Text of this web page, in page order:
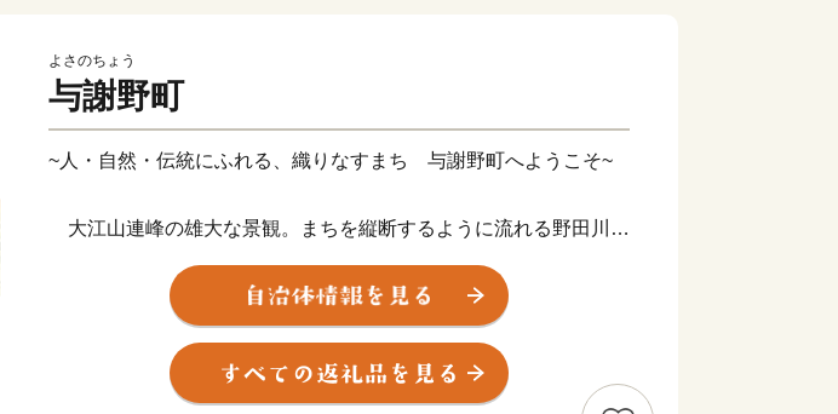
よさのちょう
与謝野町
~人・自然・伝統にふれる、織りなすまち 与謝野町へようこそ~
大江山連峰の雄大な景観。まちを縦断するように流れる野田川。
そして、日本三景「天橋立」を望む阿蘇海。与謝野町は、水と緑と
空の自然に恵まれた美しい町です。
平成18年３月１日に加悦町・岩滝町・野田川町が合併し生まれ
た与謝野町は、総面積108.38km2に、約２万２千人が暮らしてお